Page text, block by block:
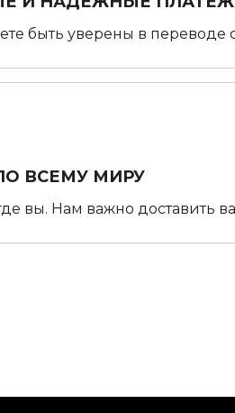
быть уверены в переводе
ВСЕМУ МИРУ
вы. Нам важно доставить